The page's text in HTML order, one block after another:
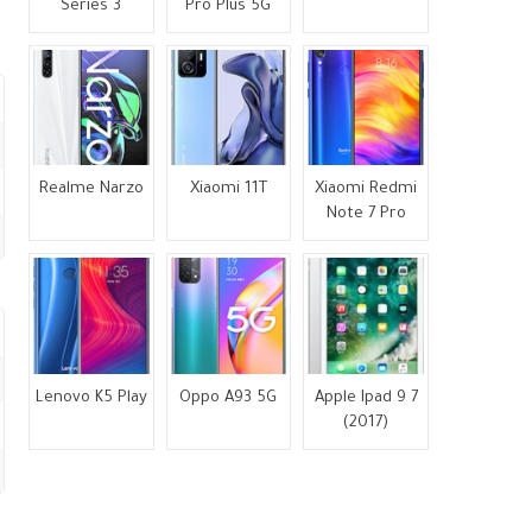
Series 3 Pro Plus 5G
Realme Narzo Xiaomi 11T
Xiaomi Redmi
Note 7 Pro
Lenovo K5 Play Oppo A93 5G
Apple Ipad 9 7
(2017)